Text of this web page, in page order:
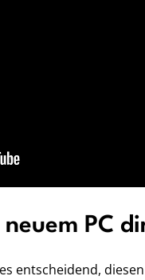
PC
entscheidend,